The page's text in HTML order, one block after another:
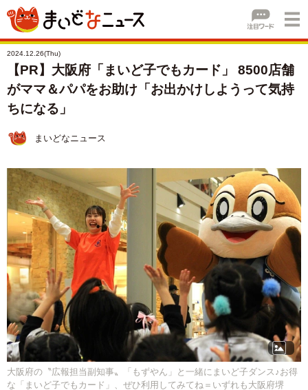
2024.12.26(Thu)
【PR】大阪府「まいど子でもカード」 8500店舗
がママ＆パパをお助け「お出かけしようって気持
ちになる」
まいどなニュース
大阪府の〝広報担当副知事〟「もずやん」と一緒にまいど子ダンス♪お得
な「まいど子でもカード」、ぜひ利用してみてね＝いずれも大阪府堺